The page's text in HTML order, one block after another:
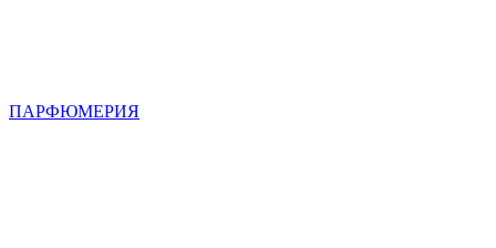
ПАРФЮМЕРИЯ